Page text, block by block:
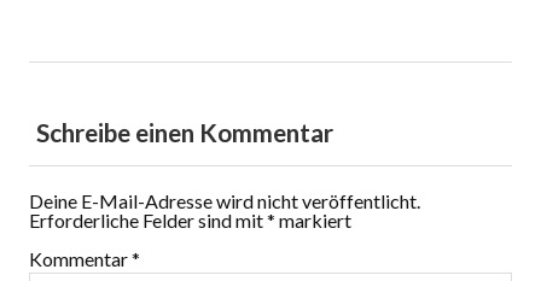
Schreibe einen Kommentar
Deine E-Mail-Adresse wird nicht veröffentlicht.
Erforderliche Felder sind mit* markiert
Kommentar*